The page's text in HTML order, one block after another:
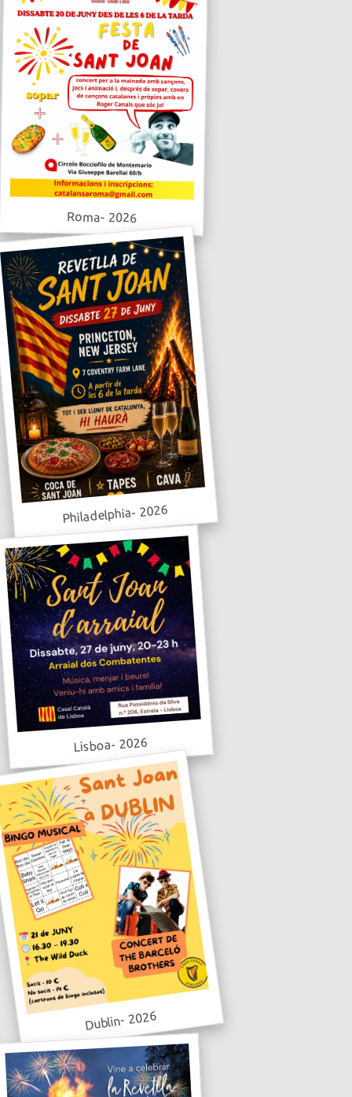
Roma- 2026
Philadelphia- 2026
Lisboa- 2026
Dublin- 2026